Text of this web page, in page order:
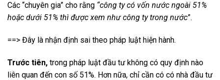
Các “chuyên gia” cho rằng “công ty có vốn nước ngoài 51%
hoặc dưới 51% thì được xem như công ty trong nước”.
==> Đây là nhận định sai theo pháp luật hiện hành.
Trước tiên, trong pháp luật đầu tư không có quy định nào
liên quan đến con số 51%. Hơn nữa, chỉ cần có có nhà đầu tư